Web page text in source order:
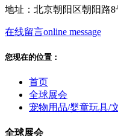
地址：北京朝阳区朝阳路
在线留言online message
您现在的位置：
首页
全球展会
宠物用品/婴童玩具/
全球展会